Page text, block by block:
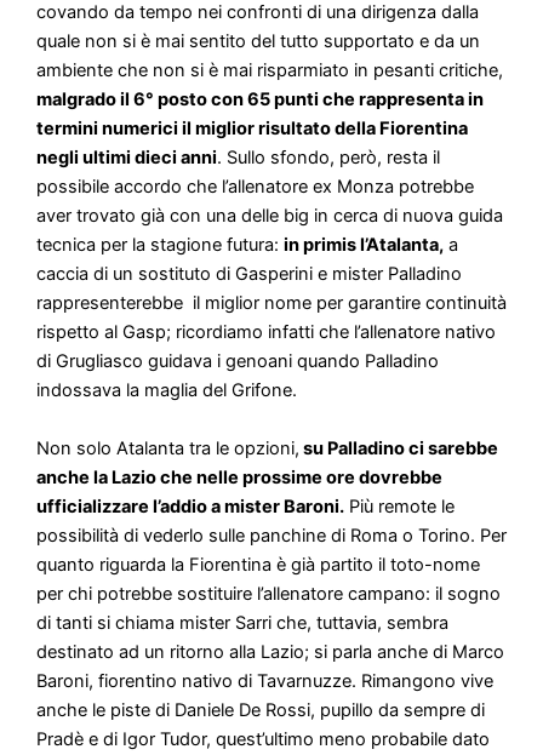
covando da tempo nei confronti di una dirigenza dalla
quale non si è mai sentito del tutto supportato e da un
ambiente che non si è mai risparmiato in pesanti critiche,
malgrado il 6° posto con 65 punti che rappresenta in
termini numerici il miglior risultato della Fiorentina
negli ultimi dieci anni. Sullo sfondo, però, resta il
possibile accordo che l’allenatore ex Monza potrebbe
aver trovato già con una delle big in cerca di nuova guida
tecnica per la stagione futura: in primis l’Atalanta, a
caccia di un sostituto di Gasperini e mister Palladino
rappresenterebbe il miglior nome per garantire continuità
rispetto al Gasp; ricordiamo infatti che l’allenatore nativo
di Grugliasco guidava i genoani quando Palladino
indossava la maglia del Grifone.
Non solo Atalanta tra le opzioni, su Palladino ci sarebbe
anche la Lazio che nelle prossime ore dovrebbe
ufficializzare l’addio a mister Baroni. Più remote le
possibilità di vederlo sulle panchine di Roma o Torino. Per
quanto riguarda la Fiorentina è già partito il toto-nome
per chi potrebbe sostituire l’allenatore campano: il sogno
di tanti si chiama mister Sarri che, tuttavia, sembra
destinato ad un ritorno alla Lazio; si parla anche di Marco
Baroni, fiorentino nativo di Tavarnuzze. Rimangono vive
anche le piste di Daniele De Rossi, pupillo da sempre di
Pradè e di Igor Tudor, quest’ultimo meno probabile dato